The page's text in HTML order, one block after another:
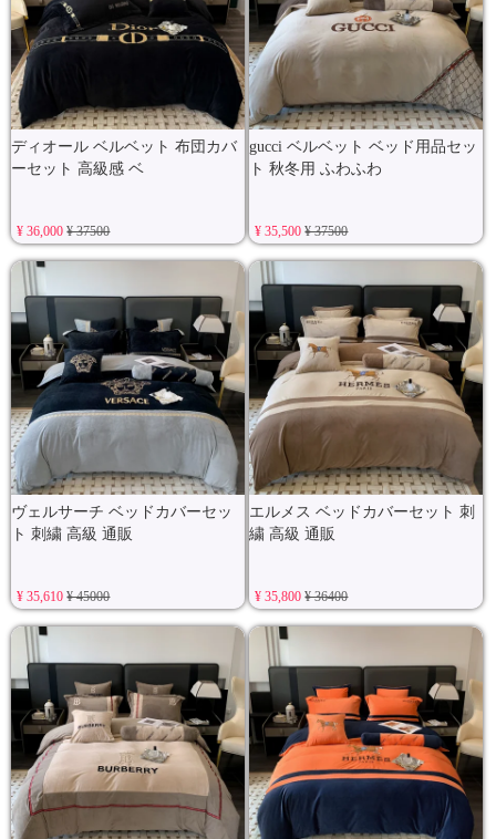
ディオール ベルベット 布団カバ
ーセット 高級感 ベ
¥ 36,000¥ 37500
gucci ベルベット ベッド用品セッ
ト 秋冬用 ふわふわ
¥ 35,500¥ 37500
ヴェルサーチ ベッドカバーセッ
ト 刺繍 高級 通販
¥ 35,610¥ 45000
エルメス ベッドカバーセット 刺
繍 高級 通販
¥ 35,800¥ 36400